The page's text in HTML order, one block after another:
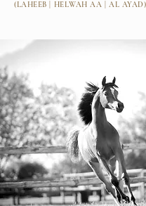
(LAHEEB | HELWAH AA | AL AYAD)